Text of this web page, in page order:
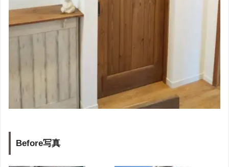
Before写真